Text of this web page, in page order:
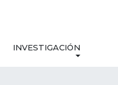
INVESTIGACIÓN